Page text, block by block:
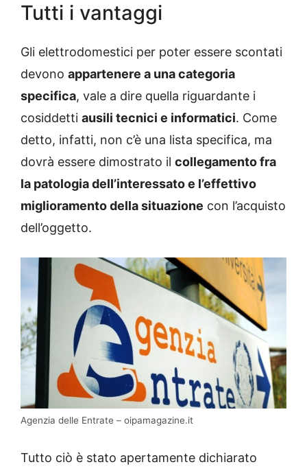
Tutti i vantaggi
Gli elettrodomestici per poter essere scontati
devono appartenere a una categoria
specifica, vale a dire quella riguardante i
cosiddetti ausili tecnici e informatici. Come
detto, infatti, non c’è una lista specifica, ma
dovrà essere dimostrato il collegamento fra
la patologia dell’interessato e l’effettivo
miglioramento della situazione con l’acquisto
dell’oggetto.
Agenzia delle Entrate – oipamagazine.it
Tutto ciò è stato apertamente dichiarato